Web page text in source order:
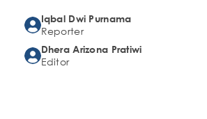
Iqbal Dwi Purnama
Reporter
Dhera Arizona Pratiwi
Editor